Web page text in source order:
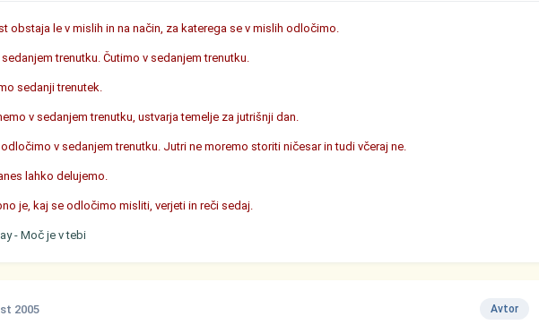
obstaja le v mislih in na način, za katerega se v mislih odločimo.
trenutku. Čutimo v sedanjem trenutku.
sedanji trenutek.
v sedanjem trenutku, ustvarja temelje za jutrišnji dan.
v sedanjem trenutku. Jutri ne moremo storiti ničesar in tudi včeraj ne.
lahko delujemo.
je, kaj se odločimo misliti, verjeti in reči sedaj.
- Moč je v tebi
Avtor
2005